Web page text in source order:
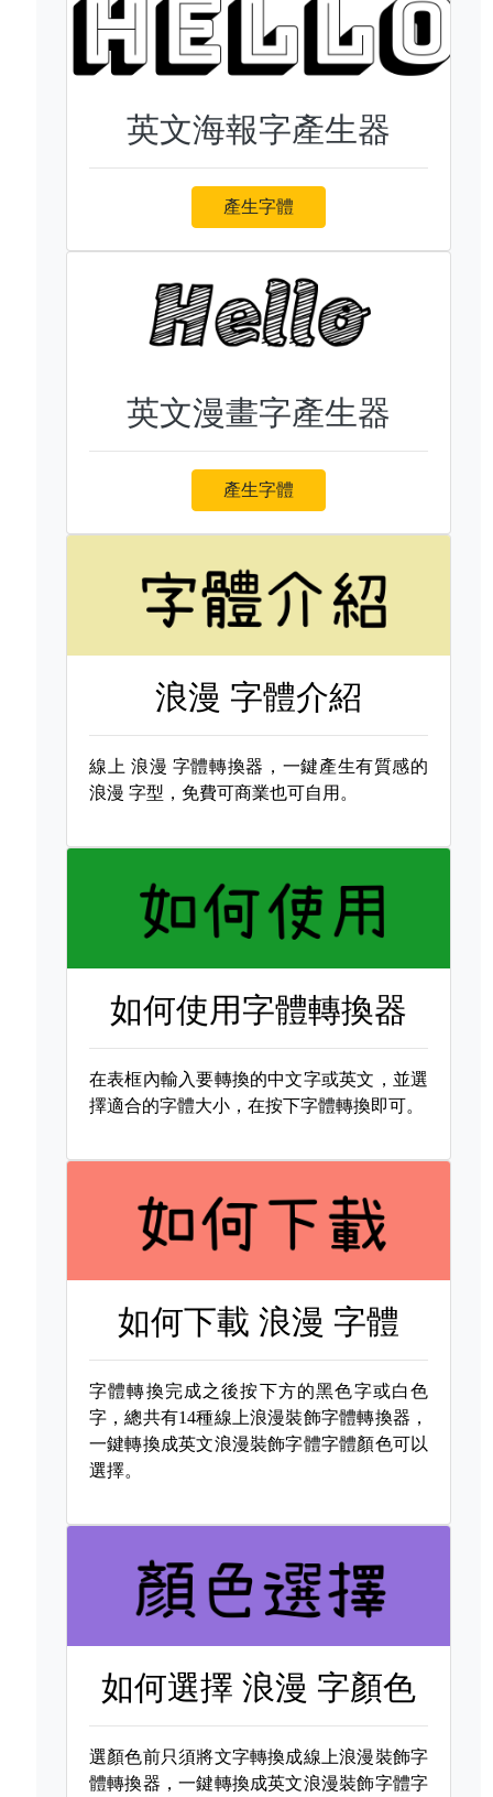
英文海報字產生器
產生字體
英文漫畫字產生器
產生字體
浪漫 字體介紹
線上 浪漫 字體轉換器，一鍵產生有質感的
浪漫 字型，免費可商業也可自用。
如何使用字體轉換器
在表框內輸入要轉換的中文字或英文，並選
擇適合的字體大小，在按下字體轉換即可。
如何下載浪漫 字體
字體轉換完成之後按下方的黑色字或白色
字，總共有14種線上浪漫裝飾字體轉換器，
一鍵轉換成英文浪漫裝飾字體字體顏色可以
選擇。
如何選擇浪漫 字顏色
選顏色前只須將文字轉換成線上浪漫裝飾字
體轉換器，一鍵轉換成英文浪漫裝飾字體字